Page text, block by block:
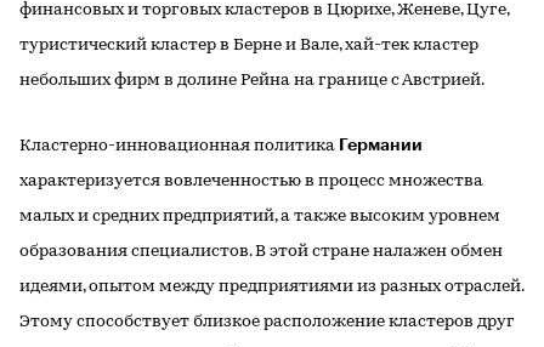
финансовых и торговых кластеров в Цюрихе, Женеве, Цуге,
туристический кластер в Берне и Вале, хай-тек кластер
небольших фирм в долине Рейна на границе с Австрией.
Кластерно-инновационная политика Германии
характеризуется вовлеченностью в процесс множества
малых и средних предприятий, а также высоким уровнем
образования специалистов. В этой стране налажен обмен
идеями, опытом между предприятиями из разных отраслей.
Этому способствует близкое расположение кластеров друг